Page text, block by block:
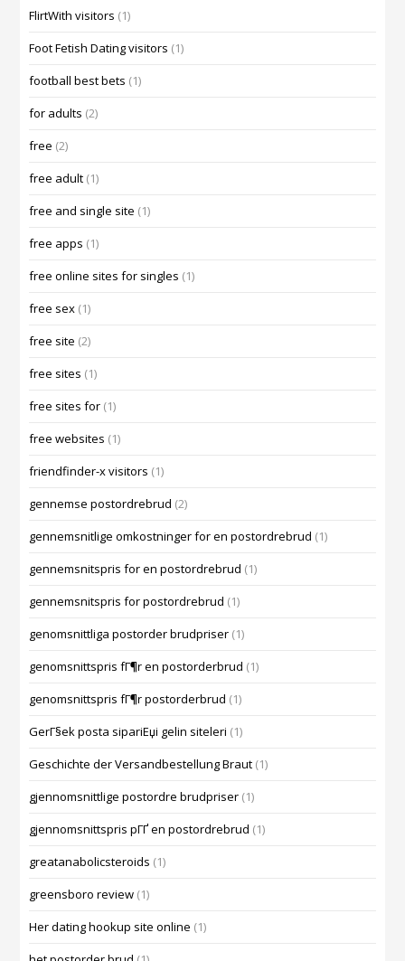
FlirtWith visitors (1)
Foot Fetish Dating visitors (1)
football best bets (1)
for adults (2)
free (2)
free adult (1)
free and single site (1)
free apps (1)
free online sites for singles (1)
free sex (1)
free site (2)
free sites (1)
free sites for (1)
free websites (1)
friendfinder-x visitors (1)
gennemse postordrebrud (2)
gennemsnitlige omkostninger for en postordrebrud (1)
gennemsnitspris for en postordrebrud (1)
gennemsnitspris for postordrebrud (1)
genomsnittliga postorder brudpriser (1)
genomsnittspris fГ¶r en postorderbrud (1)
genomsnittspris fГ¶r postorderbrud (1)
GerГ§ek posta sipariЕџi gelin siteleri (1)
Geschichte der Versandbestellung Braut (1)
gjennomsnittlige postordre brudpriser (1)
gjennomsnittspris pГҐ en postordrebrud (1)
greatanabolicsteroids (1)
greensboro review (1)
Her dating hookup site online (1)